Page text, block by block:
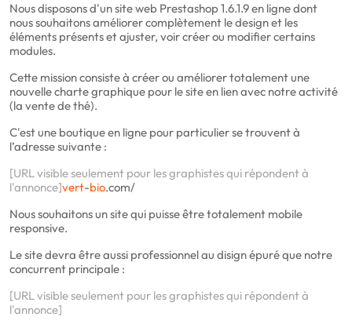
Nous disposons d'un site web Prestashop 1.6.1.9 en ligne dont
nous souhaitons améliorer complètement le design et les
éléments présents et ajuster, voir créer ou modifier certains
modules.
Cette mission consiste à créer ou améliorer totalement une
nouvelle charte graphique pour le site en lien avec notre activité
(la vente de thé).
C'est une boutique en ligne pour particulier se trouvent à
l’adresse suivante :
[URL visible seulement pour les graphistes qui répondent à
l'annonce]vert-bio.com/
Nous souhaitons un site qui puisse être totalement mobile
responsive.
Le site devra être aussi professionnel au disign épuré que notre
concurrent principale :
[URL visible seulement pour les graphistes qui répondent à
l'annonce]